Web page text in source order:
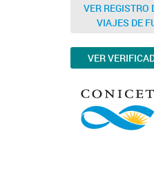
VER REGISTRO
VIAJES DE
VER